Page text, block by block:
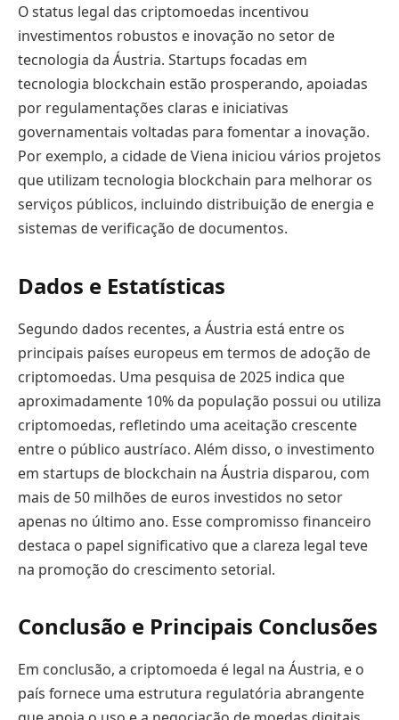
O status legal das criptomoedas incentivou
investimentos robustos e inovação no setor de
tecnologia da Áustria. Startups focadas em
tecnologia blockchain estão prosperando, apoiadas
por regulamentações claras e iniciativas
governamentais voltadas para fomentar a inovação.
Por exemplo, a cidade de Viena iniciou vários projetos
que utilizam tecnologia blockchain para melhorar os
serviços públicos, incluindo distribuição de energia e
sistemas de verificação de documentos.
Dados e Estatísticas
Segundo dados recentes, a Áustria está entre os
principais países europeus em termos de adoção de
criptomoedas. Uma pesquisa de 2025 indica que
aproximadamente 10% da população possui ou utiliza
criptomoedas, refletindo uma aceitação crescente
entre o público austríaco. Além disso, o investimento
em startups de blockchain na Áustria disparou, com
mais de 50 milhões de euros investidos no setor
apenas no último ano. Esse compromisso financeiro
destaca o papel significativo que a clareza legal teve
na promoção do crescimento setorial.
Conclusão e Principais Conclusões
Em conclusão, a criptomoeda é legal na Áustria, e o
país fornece uma estrutura regulatória abrangente